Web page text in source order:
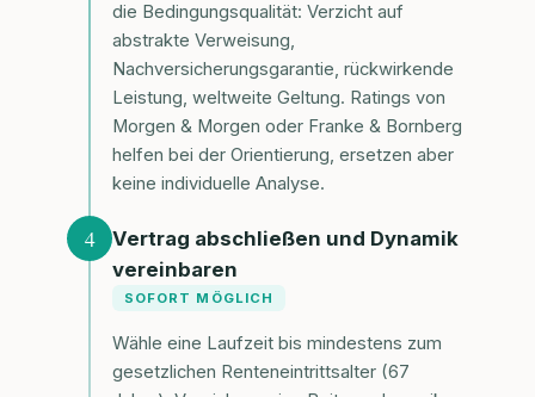
die Bedingungsqualität: Verzicht auf
abstrakte Verweisung,
Nachversicherungsgarantie, rückwirkende
Leistung, weltweite Geltung. Ratings von
Morgen & Morgen oder Franke & Bornberg
helfen bei der Orientierung, ersetzen aber
keine individuelle Analyse.
4
Vertrag abschließen und Dynamik
vereinbaren
SOFORT MÖGLICH
Wähle eine Laufzeit bis mindestens zum
gesetzlichen Renteneintrittsalter (67